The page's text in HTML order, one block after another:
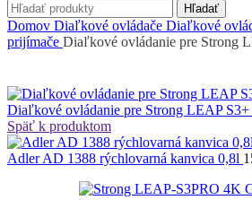
Hľadať
Domov Diaľkové ovládače Diaľkové
prijímače Diaľkové ovládanie pre Strong
Diaľkové ovládanie pre Strong LEAP S3+
Späť k produktom
Adler AD 1388 rýchlovarná kanvica 0,8l